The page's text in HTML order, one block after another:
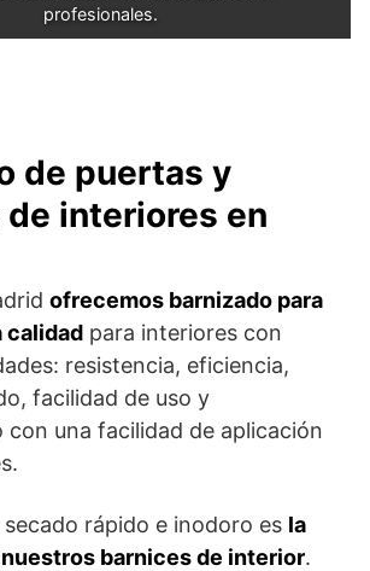
profesionales.
de puertas y
interiores en
ofrecemos barnizado para
calidad para interiores con
resistencia, eficiencia,
facilidad de uso y
con una facilidad de aplicación
rápido e inodoro es la
barnices de interior.